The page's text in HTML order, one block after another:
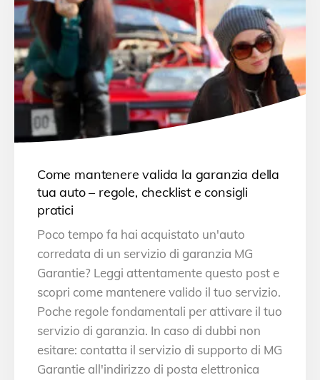
Come mantenere valida la garanzia della
tua auto – regole, checklist e consigli
pratici
Poco tempo fa hai acquistato un'auto
corredata di un servizio di garanzia MG
Garantie? Leggi attentamente questo post e
scopri come mantenere valido il tuo servizio.
Poche regole fondamentali per attivare il tuo
servizio di garanzia. In caso di dubbi non
esitare: contatta il servizio di supporto di MG
Garantie all'indirizzo di posta elettronica